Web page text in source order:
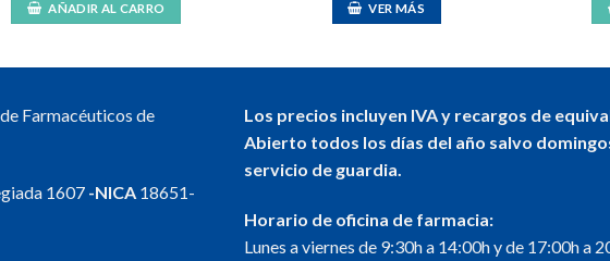
AÑADIR AL CARRO VER MÁS
Farmacéuticos de
1607 -NICA 18651-
Los precios incluyen IVA y recargos de
Abierto todos los días del año salvo
servicio de guardia.
Horario de oficina de farmacia:
Lunes a viernes de 9:30h a 14:00h y de 17:00h a